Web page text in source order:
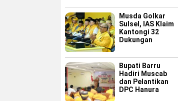
Masuk Radar Tim
Formatur IAS
Musda Golkar
Sulsel, IAS Klaim
Kantongi 32
Dukungan
Bupati Barru
Hadiri Muscab
dan Pelantikan
DPC Hanura